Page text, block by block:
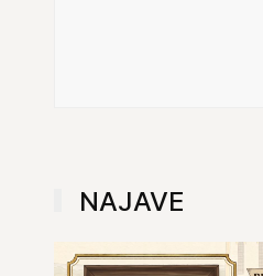
NAJAVE